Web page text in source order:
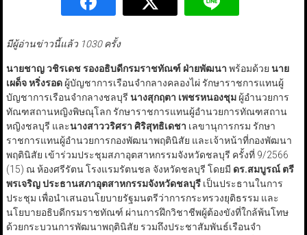
มีผู้อ่านข่าวนี้แล้ว 1030 ครั้ง
นายชาญ วชิรเดช รองอธิบดีกรมราชทัณฑ์ ฝ่ายพัฒนา พร้อมด้วย นาย
เผด็จ หริ่งรอด ผู้บัญชาการเรือนจำกลางคลองไผ่ รักษาราชการแทนผู้
บัญชาการเรือนจำกลางชลบุรี นางสุกฤตา เพชรหนองชุม ผู้อำนวยการ
ทัณฑสถานหญิงพิษณุโลก รักษาราชการแทนผู้อำนวยการทัณฑสถาน
หญิงชลบุรี และนางสาววริศรา ศิริสุทธิเดชา เลขานุการกรม รักษา
ราชการแทนผู้อำนวยการกองพัฒนาพฤตินิสัย และเจ้าหน้าที่กองพัฒนา
พฤตินิสัย เข้าร่วมประชุมสภาอุตสาหกรรมจังหวัดชลบุรี ครั้งที่ 9/2566
(15) ณ ห้องศรีรัตน โรงแรมรัตนชล จังหวัดชลบุรี โดยมี ดร.สมบูรณ์ ตรี
พรเจริญ ประธานสภาอุตสาหกรรมจังหวัดชลบุรี เป็นประธานในการ
ประชุม เพื่อนำเสนอนโยบายรัฐมนตรีว่าการกระทรวงยุติธรรม และ
นโยบายอธิบดีกรมราชทัณฑ์ ผ่านการฝึกวิชาชีพผู้ต้องขังที่ใกล้พ้นโทษ
ด้วยกระบวนการพัฒนาพฤตินิสัย รวมถึงประชาสัมพันธ์เรือนจำ